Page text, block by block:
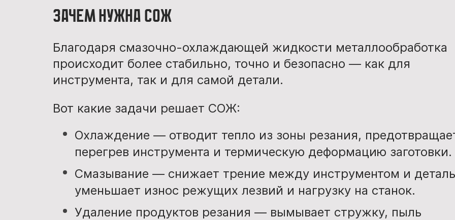
Зачем нужна СОЖ
Благодаря смазочно-охлаждающей жидкости металлообработка
происходит более стабильно, точно и безопасно — как для
инструмента, так и для самой детали.
Вот какие задачи решает СОЖ:
Охлаждение — отводит тепло из зоны резания,
перегрев инструмента и термическую деформацию заготовки.
Смазывание — снижает трение между инструментом и
уменьшает износ режущих лезвий и нагрузку на станок.
Удаление продуктов резания — вымывает стружку, пыль